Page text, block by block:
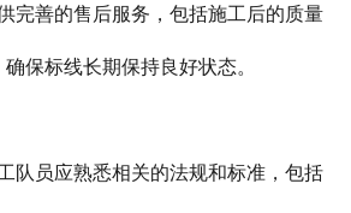
完善的售后服务，包括施工后的质量
保标线长期保持良好状态。
队员应熟悉相关的法规和标准，包括